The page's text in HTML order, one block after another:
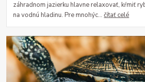
záhradnom jazierku hlavne relaxovať, kŕmiť
na vodnú hladinu. Pre mnohýc...čítať celé